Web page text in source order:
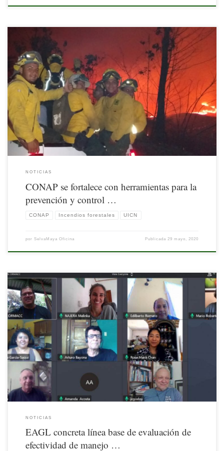
Nota publicada por la UICN. Disponible aquí
NOTICIAS
CONAP se fortalece con herramientas para la
prevención y control …
CONAP Incendios forestales UICN
por SelvaMaya Oficina Publicada 29 mayo, 2020
Nota publicada por la Unión Internacional para la Conservación de la Naturaleza
(UICN). Disponible aquí
NOTICIAS
EAGL concreta línea base de evaluación de
efectividad de manejo …